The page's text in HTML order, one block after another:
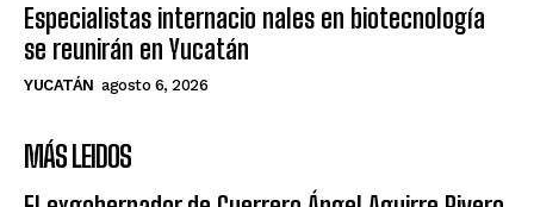
Especialistas internacio nales en biotecnología
se reunirán en Yucatán
YUCATÁN agosto 6, 2026
MÁS LEIDOS